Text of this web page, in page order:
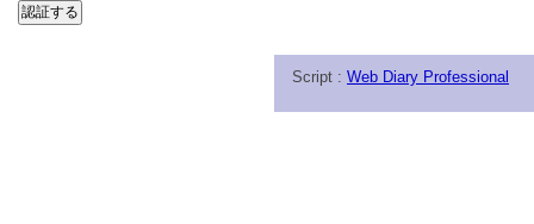
Script : Web Diary Professional